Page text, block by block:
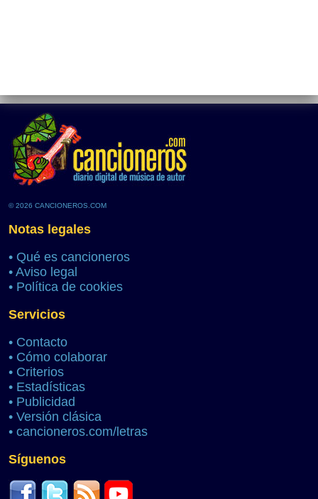
© 2026 CANCIONEROS.COM
Notas legales
• Qué es cancioneros
• Aviso legal
• Política de cookies
Servicios
• Contacto
• Cómo colaborar
• Criterios
• Estadísticas
• Publicidad
• Versión clásica
• cancioneros.com/letras
Síguenos